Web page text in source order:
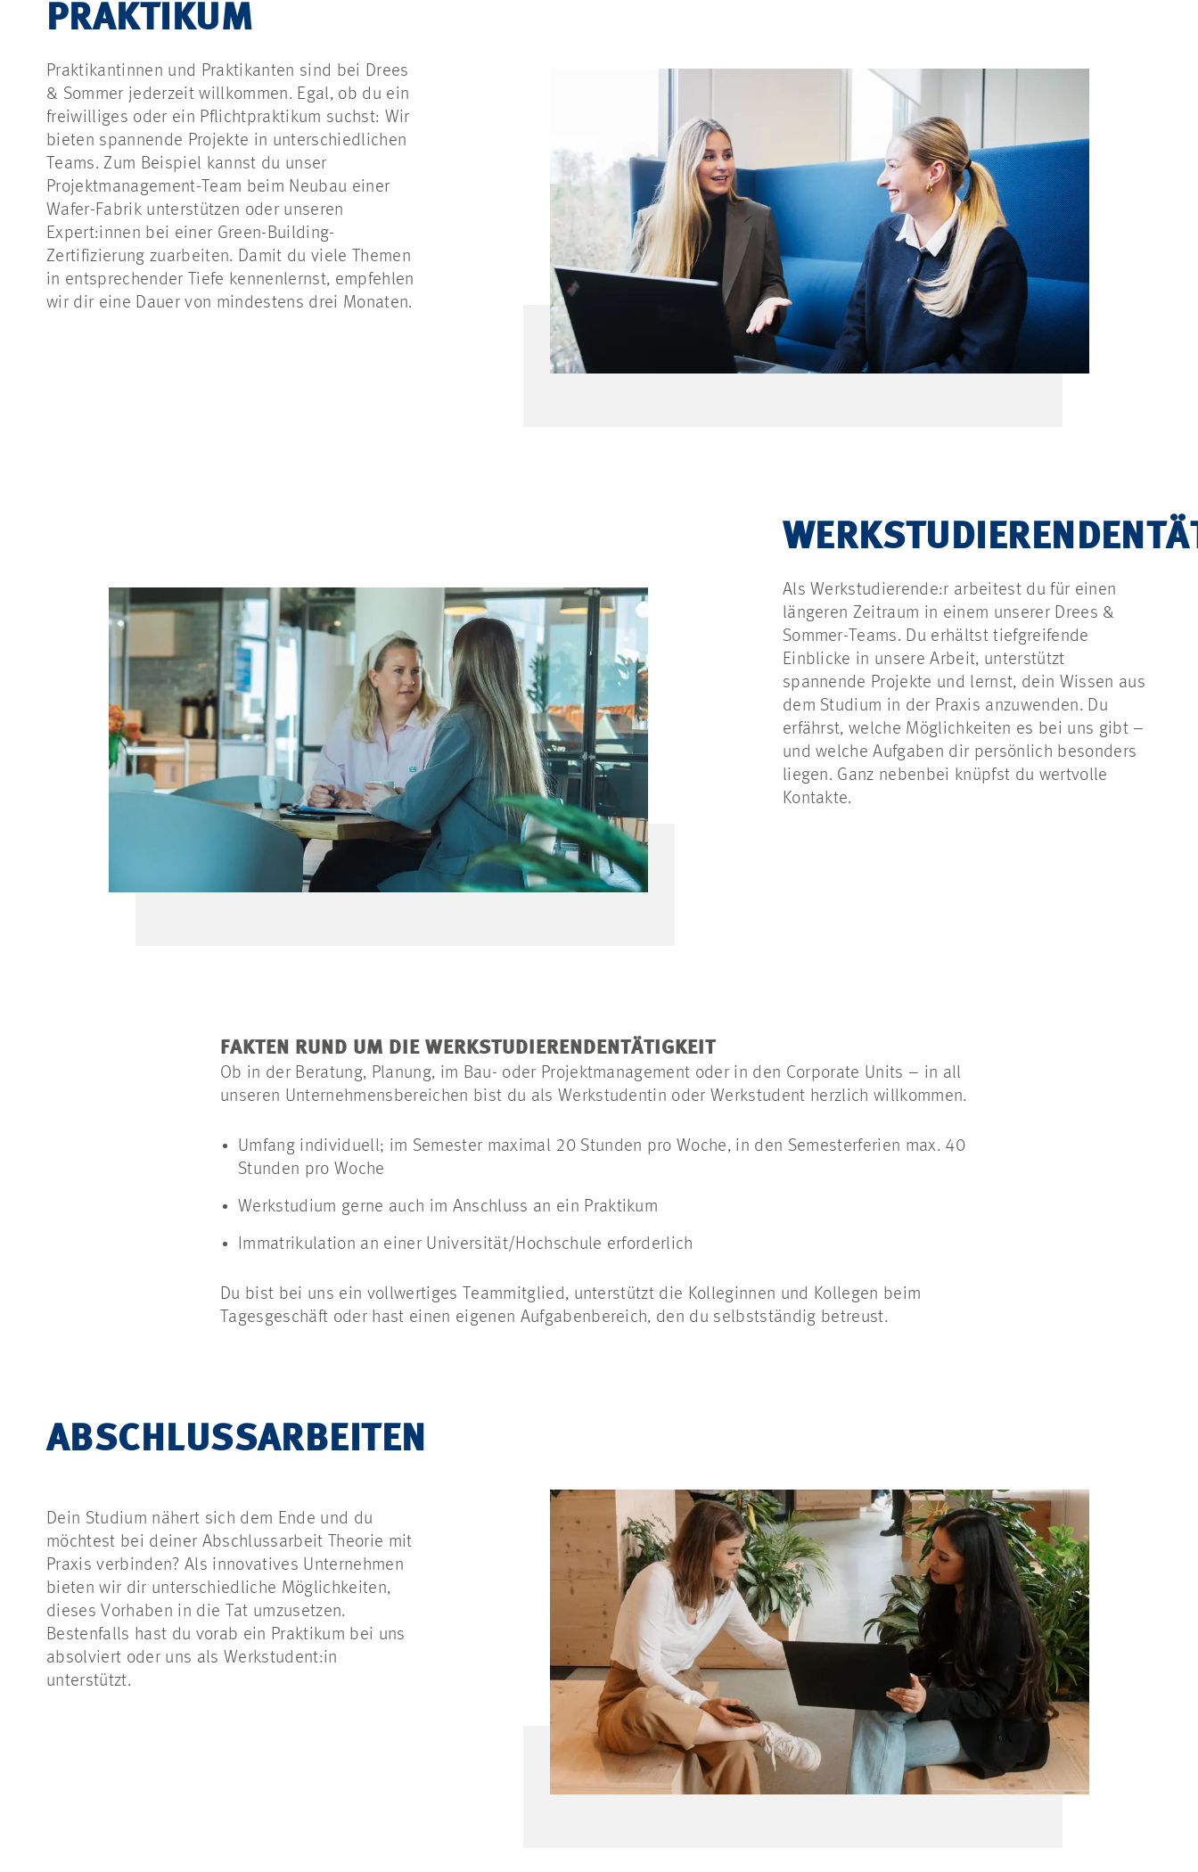
PRAKTIKUM
Praktikantinnen und Praktikanten sind bei Drees
& Sommer jederzeit willkommen. Egal, ob du ein
freiwilliges oder ein Pflichtpraktikum suchst: Wir
bieten spannende Projekte in unterschiedlichen
Teams. Zum Beispiel kannst du unser
Projektmanagement-Team beim Neubau einer
Wafer-Fabrik unterstützen oder unseren
Expert:innen bei einer Green-Building-
Zertifizierung zuarbeiten. Damit du viele Themen
in entsprechender Tiefe kennenlernst, empfehlen
wir dir eine Dauer von mindestens drei Monaten.
Als Werkstudierende:r arbeitest du für einen
längeren Zeitraum in einem unserer Drees &
Sommer-Teams. Du erhältst tiefgreifende
Einblicke in unsere Arbeit, unterstützt
spannende Projekte und lernst, dein Wissen aus
dem Studium in der Praxis anzuwenden. Du
erfährst, welche Möglichkeiten es bei uns gibt –
und welche Aufgaben dir persönlich besonders
liegen. Ganz nebenbei knüpfst du wertvolle
Kontakte.
FAKTEN RUND UM DIE WERKSTUDIERENDENTÄTIGKEIT
Ob in der Beratung, Planung, im Bau- oder Projektmanagement oder in den Corporate Units – in all
unseren Unternehmensbereichen bist du als Werkstudentin oder Werkstudent herzlich willkommen.
Umfang individuell; im Semester maximal 20 Stunden pro Woche, in den Semesterferien max. 40
Stunden pro Woche
Werkstudium gerne auch im Anschluss an ein Praktikum
Immatrikulation an einer Universität/Hochschule erforderlich
Du bist bei uns ein vollwertiges Teammitglied, unterstützt die Kolleginnen und Kollegen beim
Tagesgeschäft oder hast einen eigenen Aufgabenbereich, den du selbstständig betreust.
ABSCHLUSSARBEITEN
Dein Studium nähert sich dem Ende und du
möchtest bei deiner Abschlussarbeit Theorie mit
Praxis verbinden? Als innovatives Unternehmen
bieten wir dir unterschiedliche Möglichkeiten,
dieses Vorhaben in die Tat umzusetzen.
Bestenfalls hast du vorab ein Praktikum bei uns
absolviert oder uns als Werkstudent:in
unterstützt.